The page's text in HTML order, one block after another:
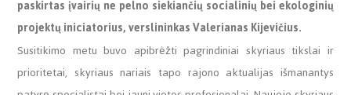
paskirtas įvairių ne pelno siekiančių socialinių bei ekologinių
projektų iniciatorius, verslininkas Valerianas Kijevičius.
Susitikimo metu buvo apibrėžti pagrindiniai skyriaus tikslai ir
prioritetai, skyriaus nariais tapo rajono aktualijas išmanantys